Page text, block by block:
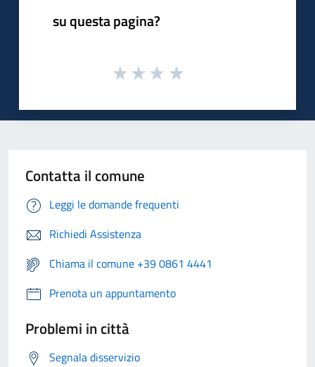
su questa pagina?
Contatta il comune
Leggi le domande frequenti
Richiedi Assistenza
Chiama il comune +39 0861 4441
Prenota un appuntamento
Problemi in città
Segnala disservizio